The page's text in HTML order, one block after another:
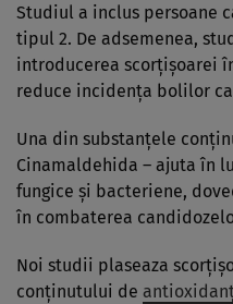
Studiul a inclus persoane
tipul 2. De adsemenea,
introducerea scorţişoarei
reduce incidenţa bolilor
Una din substanţele
Cinamaldehida – ajuta în
fungice şi bacteriene,
în combaterea
Noi studii plaseaza
conţinutului de antioxidanţ